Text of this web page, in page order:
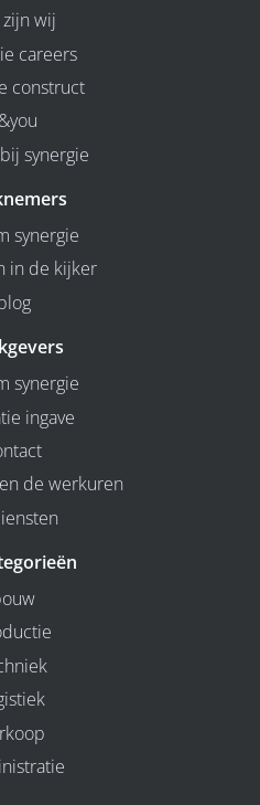
wij
careers
construct
synergie
synergie
in de kijker
synergie
ingave
de werkuren